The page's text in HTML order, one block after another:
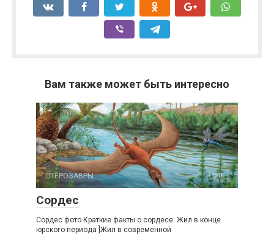
Вам также может быть интересно
ПТЕРОЗАВРЫ 0
Сордес
Сордес фото Краткие факты о сордесе: Жил в конце
юрского периода ]Жил в современной